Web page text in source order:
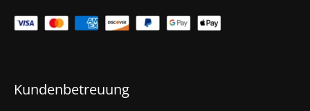
Kundenbetreuung